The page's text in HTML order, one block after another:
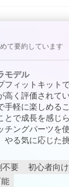
て要約しています
モデル
フィットキット
高く評価されて
手軽に楽しめる
とで成長を感じ
チングパーツを
やる気に応じた
不要 初心者向け